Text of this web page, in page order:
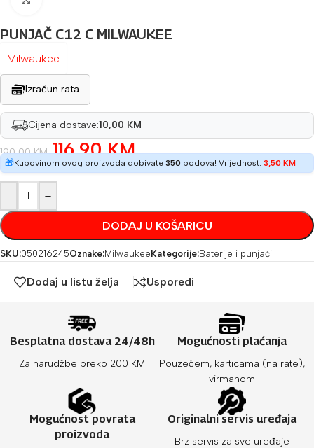
PUNJAČ C12 C MILWAUKEE
Milwaukee
Izračun rata
Cijena dostave:10,00 KM
190,00KM 116,90KM
🎁Kupovinom ovog proizvoda dobivate 350 bodova! Vrijednost: 3,50 KM
- +
DODAJ U KOŠARICU
SKU:050216245Oznake:Milwaukee Kategorije:Baterije i punjači
Dodaj u listu želja Usporedi
Besplatna dostava 24/48h
Za narudžbe preko 200 KM
Mogućnosti plaćanja
Pouzećem, karticama (na rate),
virmanom
Mogućnost povrata
proizvoda
Originalni servis uređaja
Brz servis za sve uređaje